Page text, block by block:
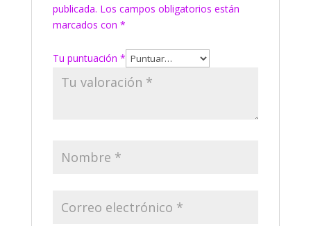
publicada. Los campos obligatorios están
marcados con *
Tu puntuación *